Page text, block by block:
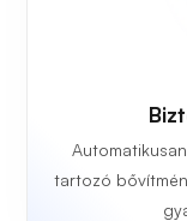
tartozó